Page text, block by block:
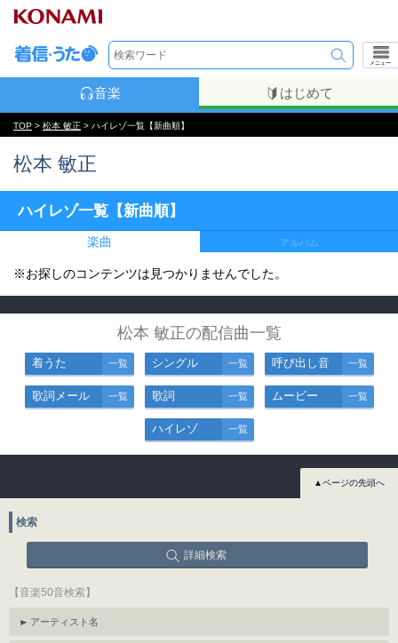
メニュー
音楽 はじめて
TOP > 松本 敏正 > ハイレゾ一覧【新曲順】
松本 敏正
ハイレゾ一覧【新曲順】
楽曲 アルバム
※お探しのコンテンツは見つかりませんでした。
松本 敏正の配信曲一覧
着うた 一覧 シングル 一覧 呼び出し音 一覧
歌詞メール 一覧 歌詞 一覧 ムービー 一覧
ハイレゾ 一覧
▲ページの先頭へ
検索
詳細検索
【音楽50音検索】
アーティスト名